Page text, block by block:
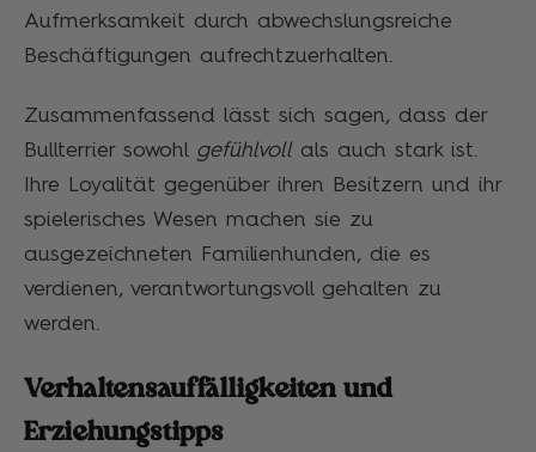
Aufmerksamkeit durch abwechslungsreiche
Beschäftigungen aufrechtzuerhalten.
Zusammenfassend lässt sich sagen, dass der
Bullterrier sowohl gefühlvoll als auch stark ist.
Ihre Loyalität gegenüber ihren Besitzern und ihr
spielerisches Wesen machen sie zu
ausgezeichneten Familienhunden, die es
verdienen, verantwortungsvoll gehalten zu
werden.
Verhaltensauffälligkeiten und
Erziehungstipps